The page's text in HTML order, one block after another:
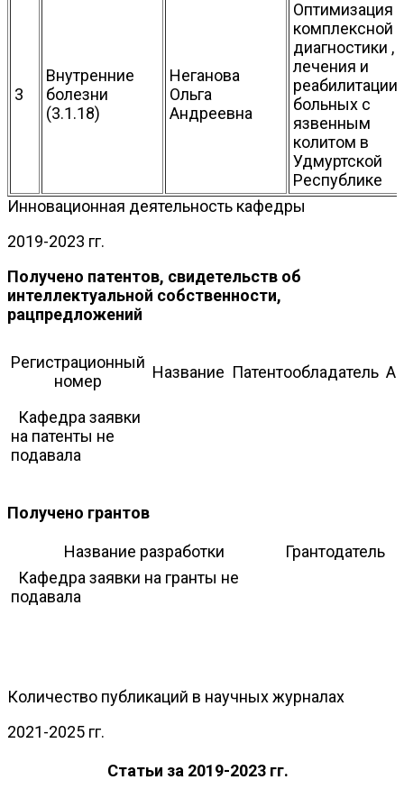
3
Внутренние
болезни
(3.1.18)
Неганова
Ольга
Андреевна
Оптимизация
комплексной
диагностики ,
лечения и
реабилитации
больных с
язвенным
колитом в
Удмуртской
Республике
Инновационная деятельность кафедры
2019-2023 гг.
Получено патентов, свидетельств об
интеллектуальной собственности,
рацпредложений
Регистрационный
номер
Название Патентообладатель
Кафедра заявки
на патенты не
подавала
Получено грантов
Название разработки
Грантодатель
Кафедра заявки на гранты не
подавала
Количество публикаций в научных журналах
2021-2025 гг.
Статьи за 2019-2023 гг.